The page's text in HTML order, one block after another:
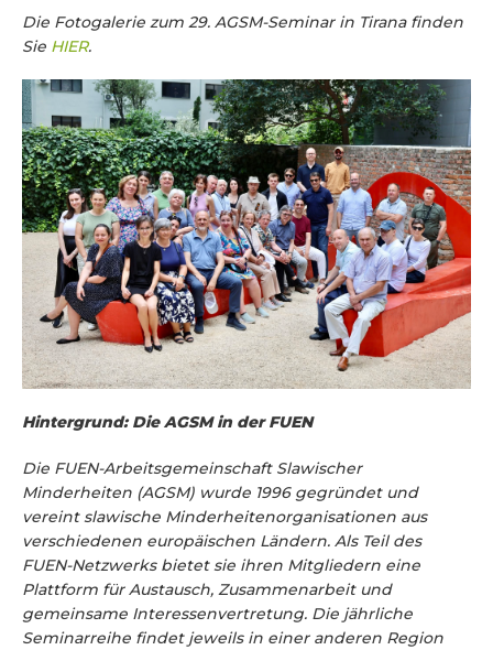
Die Fotogalerie zum 29. AGSM-Seminar in Tirana finden
Sie HIER.
Hintergrund: Die AGSM in der FUEN
Die FUEN-Arbeitsgemeinschaft Slawischer
Minderheiten (AGSM) wurde 1996 gegründet und
vereint slawische Minderheitenorganisationen aus
verschiedenen europäischen Ländern. Als Teil des
FUEN-Netzwerks bietet sie ihren Mitgliedern eine
Plattform für Austausch, Zusammenarbeit und
gemeinsame Interessenvertretung. Die jährliche
Seminarreihe findet jeweils in einer anderen Region